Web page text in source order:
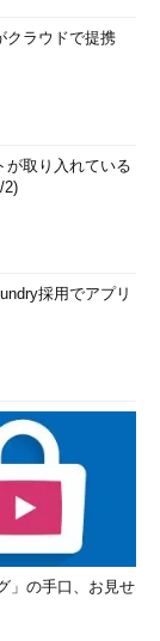
クラウドで提携
が取り入れている
2)
採用でアプリ
」の手口、お見せ